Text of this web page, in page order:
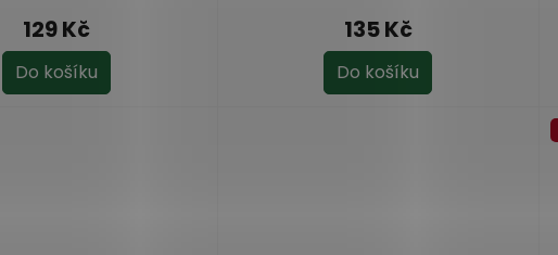
129 Kč
Do košíku
135 Kč
Do košíku